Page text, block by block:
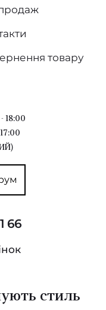
18:00
66
товару
стиль